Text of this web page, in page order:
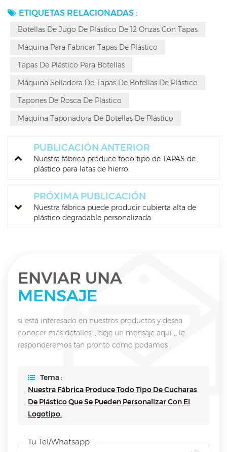
ETIQUETAS RELACIONADAS :
Botellas De Jugo De Plástico De 12 Onzas Con Tapas
Máquina Para Fabricar Tapas De Plástico
Tapas De Plástico Para Botellas
Máquina Selladora De Tapas De Botellas De Plástico
Tapones De Rosca De Plástico
Máquina Taponadora De Botellas De Plástico
PUBLICACIÓN ANTERIOR
Nuestra fábrica produce todo tipo de TAPAS de
plástico para latas de hierro.
PRÓXIMA PUBLICACIÓN
Nuestra fábrica puede producir cubierta alta de
plástico degradable personalizada
ENVIAR UNA
MENSAJE
si está interesado en nuestros productos y desea
conocer más detalles ,, deje un mensaje aquí ,, le
responderemos tan pronto como podamos .
Tema :
Nuestra Fábrica Produce Todo Tipo De Cucharas
De Plástico Que Se Pueden Personalizar Con El
Logotipo.
Tu Tel/whatsapp